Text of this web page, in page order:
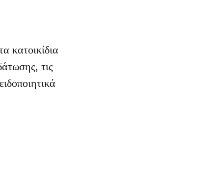
κατοικίδια
τις